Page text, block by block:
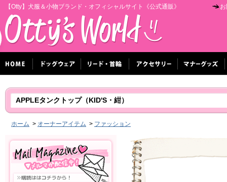
【Otty】犬服＆小物ブランド・オフィシャルサイト《公式通販》
APPLEタンクトップ（KID'S・紺）
ホーム > オーナーアイテム > ファッション